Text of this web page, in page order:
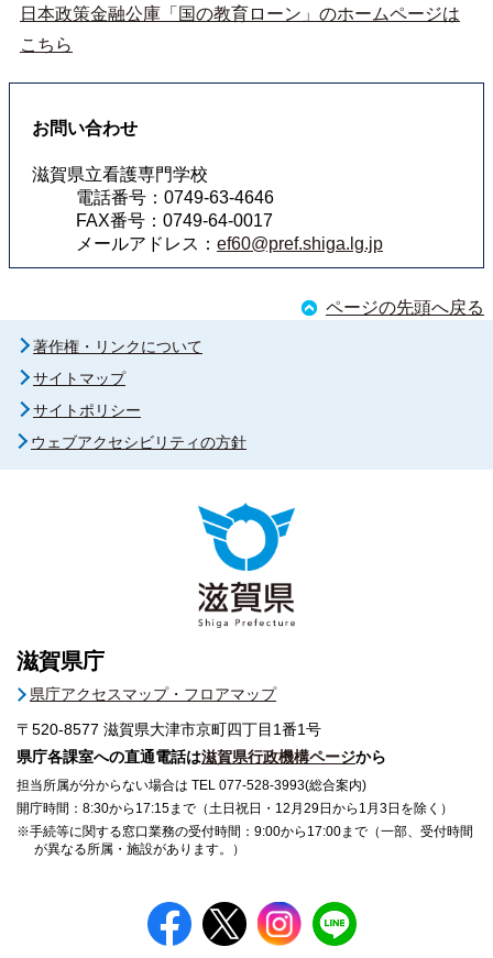
日本政策金融公庫「国の教育ローン」のホームページは
こちら
お問い合わせ
滋賀県立看護専門学校
電話番号：0749-63-4646
FAX番号：0749-64-0017
メールアドレス： ef60@pref.shiga.lg.jp
ページの先頭へ戻る
著作権・リンクについて
サイトマップ
サイトポリシー
ウェブアクセシビリティの方針
滋賀県庁
県庁アクセスマップ・フロアマップ
〒520-8577 滋賀県大津市京町四丁目1番1号
県庁各課室への直通電話は滋賀県行政機構ページから
担当所属が分からない場合は TEL 077-528-3993(総合案内)
開庁時間：8:30から17:15まで（土日祝日・12月29日から1月3日を除く）
※手続等に関する窓口業務の受付時間：9:00から17:00まで（一部、受付時間
が異なる所属・施設があります。）